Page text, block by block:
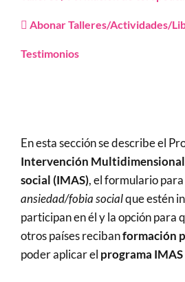
En esta sección se describe el
Intervención Multidimensional
social (IMAS), el formulario
ansiedad/fobia socialque estén
participan en él y la opción para
otros países recibanformación
poder aplicar el programa IMAS
Abonar Talleres/Actividades/
Testimonios